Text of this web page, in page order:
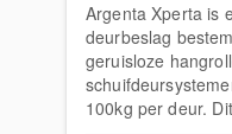
Argenta Xperta is
deurbeslag
geruisloze
100kg per deur.